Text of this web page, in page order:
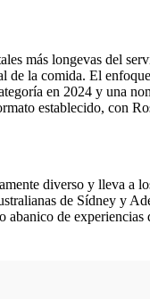
más longevas del
de la comida. El
en 2024 y una
establecido, con
diverso y lleva a
de Sídney y
abanico de experiencias